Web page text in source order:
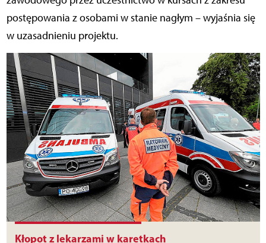
postępowania z osobami w stanie nagłym – wyjaśnia się
w uzasadnieniu projektu.
Kłopot z lekarzami w karetkach